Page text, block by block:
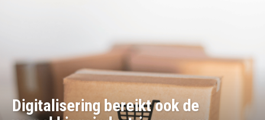
Digitalisering bereikt ook de